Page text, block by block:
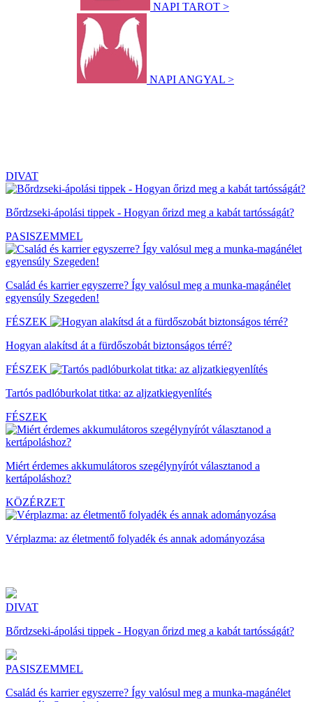
NAPI TAROT >
NAPI ANGYAL >
DIVAT
Bőrdzseki-ápolási tippek - Hogyan őrizd meg a kabát tartósságát?
PASISZEMMEL
Család és karrier egyszerre? Így valósul meg a munka-magánélet
egyensúly Szegeden!
FÉSZEK
Hogyan alakítsd át a fürdőszobát biztonságos térré?
FÉSZEK
Tartós padlóburkolat titka: az aljzatkiegyenlítés
FÉSZEK
Miért érdemes akkumulátoros szegélynyírót választanod a
kertápoláshoz?
KÖZÉRZET
Vérplazma: az életmentő folyadék és annak adományozása
DIVAT
Bőrdzseki-ápolási tippek - Hogyan őrizd meg a kabát tartósságát?
PASISZEMMEL
Család és karrier egyszerre? Így valósul meg a munka-magánélet